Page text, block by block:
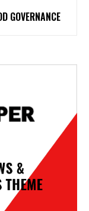
GOVERNANCE